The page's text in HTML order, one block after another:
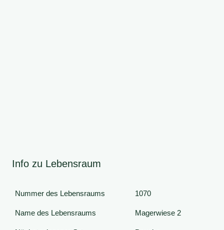
Info zu Lebensraum
Nummer des Lebensraums 1070
Name des Lebensraums Magerwiese 2